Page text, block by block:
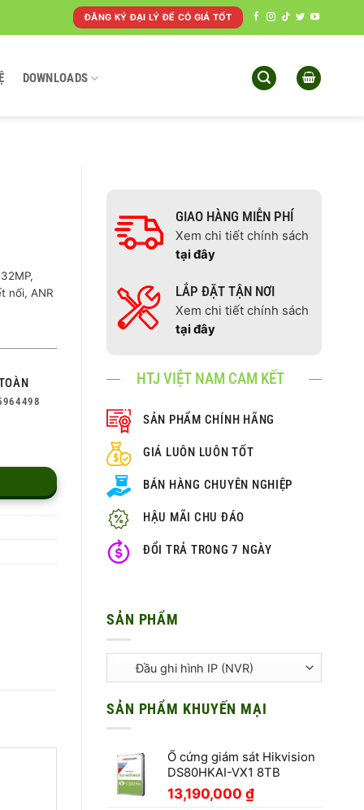
ĐĂNG KÝ ĐẠI LÝ ĐỂ CÓ GIÁ TỐT
DOWNLOADS
GIAO HÀNG MIỄN PHÍ
Xem chi tiết chính sách
tại đây
LẮP ĐẶT TẬN NƠI
Xem chi tiết chính sách
tại đây
HTJ VIỆT NAM CAM KẾT
SẢN PHẨM CHÍNH HÃNG
GIÁ LUÔN LUÔN TỐT
BÁN HÀNG CHUYÊN NGHIỆP
HẬU MÃI CHU ĐÁO
ĐỔI TRẢ TRONG 7 NGÀY
SẢN PHẨM
SẢN PHẨM KHUYẾN MẠI
Ổ cứng giám sát Hikvision
DS80HKAI-VX1 8TB
13,190,000 ₫
nối, ANR